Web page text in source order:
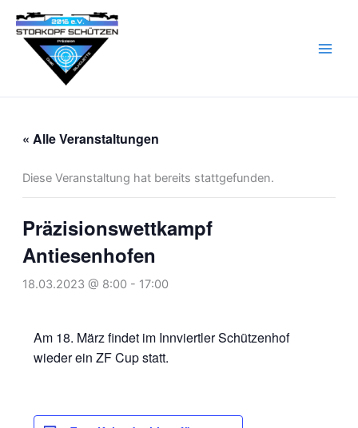
Inhalt
springen
« Alle Veranstaltungen
Diese Veranstaltung hat bereits stattgefunden.
Präzisionswettkampf
Antiesenhofen
18.03.2023 @ 8:00- 17:00
Am 18. März findet im Innviertler Schützenhof
wieder ein ZF Cup statt.